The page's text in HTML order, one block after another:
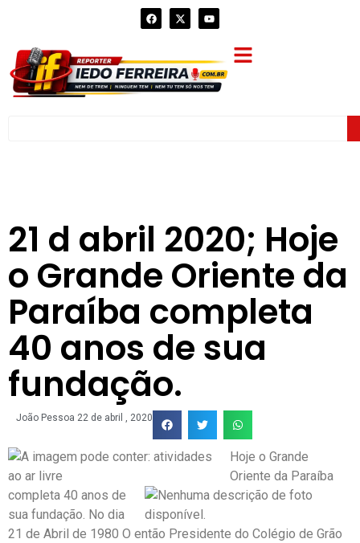
21 d abril 2020; Hoje
o Grande Oriente da
Paraíba completa
40 anos de sua
fundação.
João Pessoa 22 de abril , 2020
Hoje o Grande
Oriente da Paraíba
completa 40 anos de
sua fundação. No dia
21 de Abril de 1980 O então Presidente do Colégio de Grão